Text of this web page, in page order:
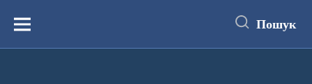
вмістуМеню Пошук